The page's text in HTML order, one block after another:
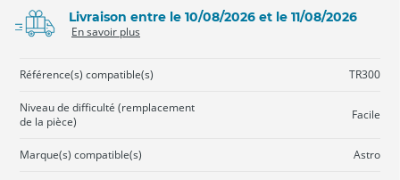
Livraison entre le 10/08/2026 et le 11/08/2026
En savoir plus
Référence(s) compatible(s) TR300
Niveau de difficulté (remplacement
de la pièce)
Facile
Marque(s) compatible(s) Astro